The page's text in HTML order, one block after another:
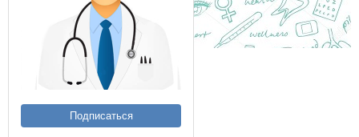
Подписаться